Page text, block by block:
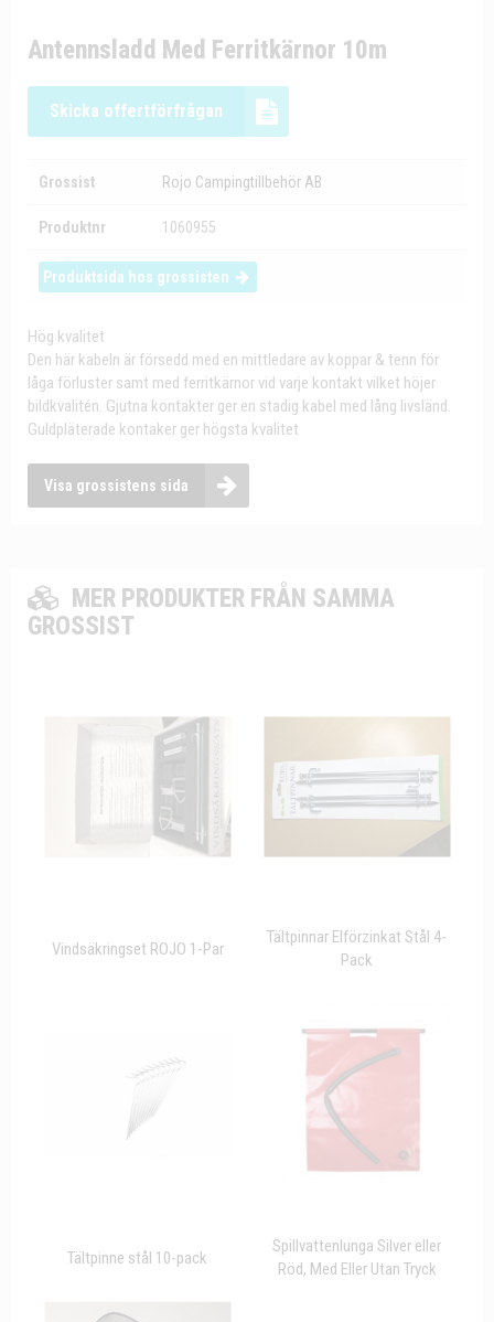
Antennsladd Med Ferritkärnor 10m
Skicka offertförfrågan
Grossist Rojo Campingtillbehör AB
Produktnr 1060955
Produktsida hos grossisten
Hög kvalitet
Den här kabeln är försedd med en mittledare av koppar & tenn för
låga förluster samt med ferritkärnor vid varje kontakt vilket höjer
bildkvalitén. Gjutna kontakter ger en stadig kabel med lång livsländ.
Guldpläterade kontaker ger högsta kvalitet
Visa grossistens sida
MER PRODUKTER FRÅN SAMMA
GROSSIST
Vindsäkringset ROJO 1-Par
Tältpinnar Elförzinkat Stål 4-
Pack
Tältpinne stål 10-pack
Spillvattenlunga Silver eller
Röd, Med Eller Utan Tryck